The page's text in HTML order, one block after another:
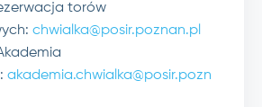
torów
chwialka@posir.poznan.pl
akademia.chwialka@posir.pozn